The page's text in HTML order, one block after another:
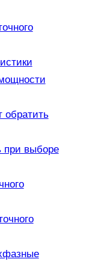
обратить
при выборе